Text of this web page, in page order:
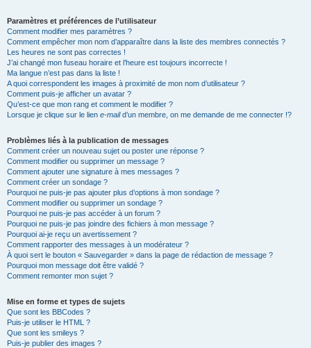
Paramètres et préférences de l’utilisateur
Comment modifier mes paramètres ?
Comment empêcher mon nom d’apparaître dans la liste des membres connectés ?
Les heures ne sont pas correctes !
J’ai changé mon fuseau horaire et l’heure est toujours incorrecte !
Ma langue n’est pas dans la liste !
A quoi correspondent les images à proximité de mon nom d’utilisateur ?
Comment puis-je afficher un avatar ?
Qu’est-ce que mon rang et comment le modifier ?
Lorsque je clique sur le lien e-maild’un membre, on me demande de me connecter !?
Problèmes liés à la publication de messages
Comment créer un nouveau sujet ou poster une réponse ?
Comment modifier ou supprimer un message ?
Comment ajouter une signature à mes messages ?
Comment créer un sondage ?
Pourquoi ne puis-je pas ajouter plus d’options à mon sondage ?
Comment modifier ou supprimer un sondage ?
Pourquoi ne puis-je pas accéder à un forum ?
Pourquoi ne puis-je pas joindre des fichiers à mon message ?
Pourquoi ai-je reçu un avertissement ?
Comment rapporter des messages à un modérateur ?
À quoi sert le bouton « Sauvegarder » dans la page de rédaction de message ?
Pourquoi mon message doit être validé ?
Comment remonter mon sujet ?
Mise en forme et types de sujets
Que sont les BBCodes ?
Puis-je utiliser le HTML ?
Que sont les smileys ?
Puis-je publier des images ?